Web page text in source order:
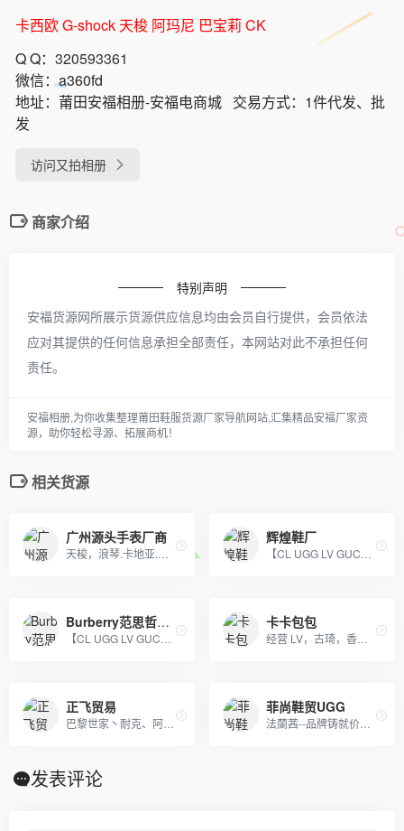
卡西欧 G-shock 天梭 阿玛尼 巴宝莉 CK
Q Q： 320593361
微信：a360fd
地址： 莆田安福相册-安福电商城 交易方式： 1件代发、批
发
访问又拍相册
商家介绍
特别声明
安福货源网所展示货源供应信息均由会员自行提供，会员依法
应对其提供的任何信息承担全部责任，本网站对此不承担任何
责任。
安福相册,为你收集整理莆田鞋服货源厂家导航网站,汇集精品安福厂家资
源，助你轻松寻源、拓展商机！
相关货源
广州源头手表厂商 辉煌鞋厂
Burberry范思哲工厂 卡卡包包
正飞贸易 菲尚鞋贸UGG
发表评论